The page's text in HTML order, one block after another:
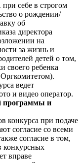
себе в строгом
о рождении/
об
директора
на
за жизнь и
детей о том,
своего ребенка
ведет
и видео оператор.
программы и
конкурса при подаче
согласие со всеми
согласие в том,
конкурсных
вправе